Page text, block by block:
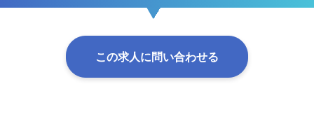
この求人に問い合わせる